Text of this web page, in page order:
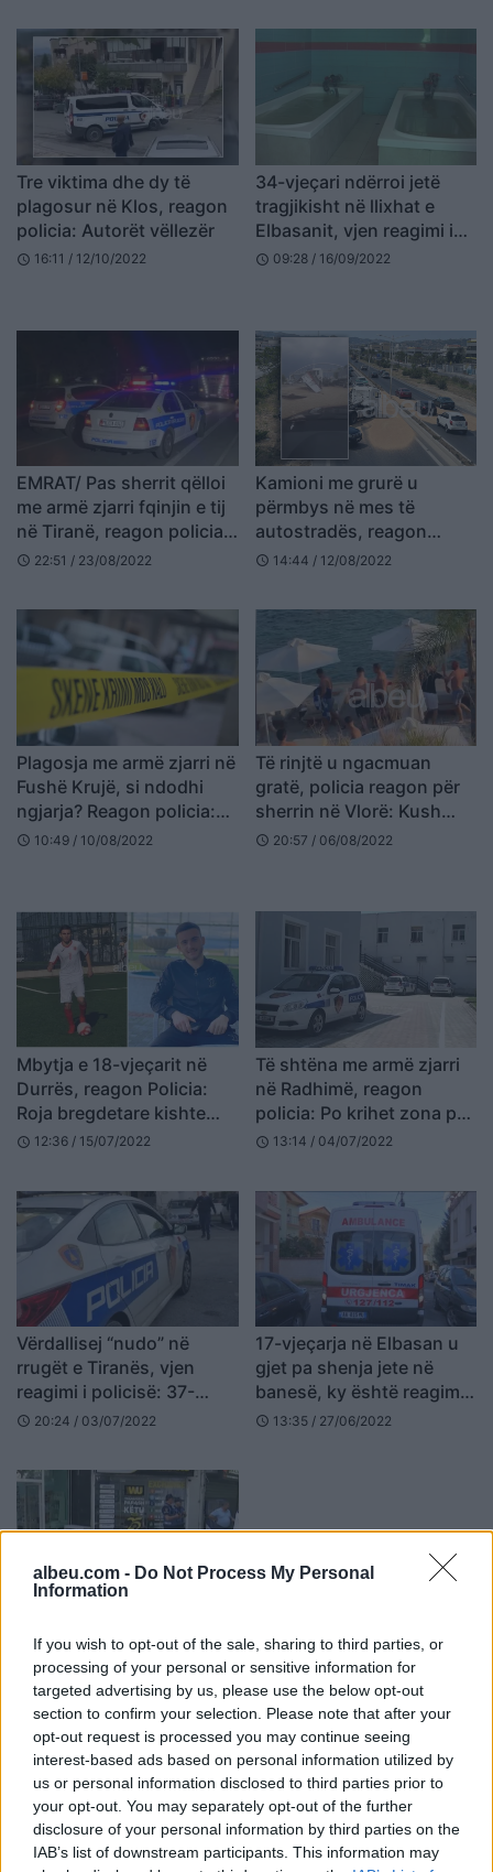
albeu.com - Do Not Process My Personal
Information
If you wish to opt-out of the sale, sharing to third parties, or
processing of your personal or sensitive information for
targeted advertising by us, please use the below opt-out
section to confirm your selection. Please note that after your
opt-out request is processed you may continue seeing
interest-based ads based on personal information utilized by
us or personal information disclosed to third parties prior to
your opt-out. You may separately opt-out of the further
disclosure of your personal information by third parties on the
IAB’s list of downstream participants. This information may
Tre viktima dhe dy të
plagosur në Klos, reagon
policia: Autorët vëllezër
schedule 16:11 / 12/10/2022
34-vjeçari ndërroi jetë
tragjikisht në llixhat e
Elbasanit, vjen reagimi i
policisë
schedule 09:28 / 16/09/2022
EMRAT/ Pas sherrit qëlloi
me armë zjarri fqinjin e tij
në Tiranë, reagon policia:
Çfarë dyshohet?
schedule 22:51 / 23/08/2022
Kamioni me grurë u
përmbys në mes të
autostradës, reagon
policia: Shoferi humbi
schedule 14:44 / 12/08/2022
Plagosja me armë zjarri në
Fushë Krujë, si ndodhi
ngjarja? Reagon policia:
Autori është arratisur
schedule 10:49 / 10/08/2022
Të rinjtë u ngacmuan
gratë, policia reagon për
sherrin në Vlorë: Kush
janë dy të lënduarit në
schedule 20:57 / 06/08/2022
Mbytja e 18-vjeçarit në
Durrës, reagon Policia:
Roja bregdetare kishte
ngritur flamurin e kuq,
schedule 12:36 / 15/07/2022
Të shtëna me armë zjarri
në Radhimë, reagon
policia: Po krihet zona për
kapjen e autorit
schedule 13:14 / 04/07/2022
Vërdallisej “nudo” në
rrugët e Tiranës, vjen
reagimi i policisë: 37-
vjeçari vuan nga probleme
schedule 20:24 / 03/07/2022
17-vjeçarja në Elbasan u
gjet pa shenja jete në
banesë, ky është reagimi i
policisë
schedule 13:35 / 27/06/2022
farmacinë te “Xhamlliku”,
reagon policia: Nuk ka
grabitje
11:47 / 25/06/2022